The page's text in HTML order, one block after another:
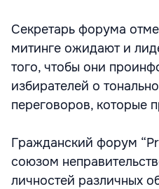
Секретарь форума
митинге ожидают и
того, чтобы они
избирателей о
переговоров, которые
Гражданский форум
союзом
личностей различных